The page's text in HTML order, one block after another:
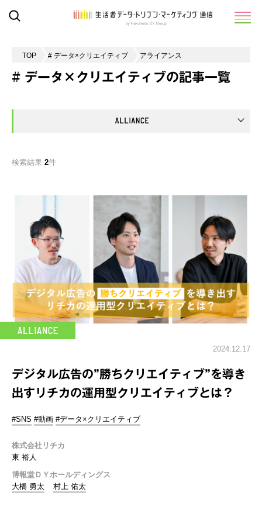
TOP # データ×クリエイティブ アライアンス
# データ×クリエイティブの記事一覧
検索結果 2件
2024.12.17
デジタル広告の”勝ちクリエイティブ”を導き
出すリチカの運用型クリエイティブとは？
#SNS #動画 #データ×クリエイティブ
株式会社リチカ
東 裕⼈
博報堂ＤＹホールディングス
大橋 勇太
村上 佑太